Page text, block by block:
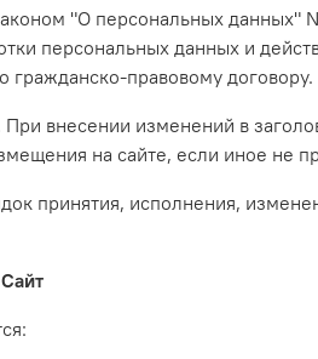
"О персональных
персональных данных и
гражданско-правовому договору.
внесении изменений в
на сайте, если иное не
принятия, исполнения,